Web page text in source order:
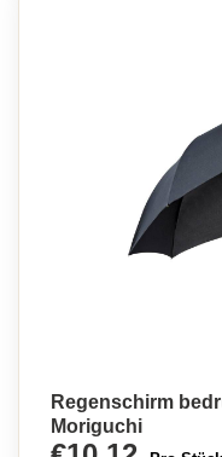
Regenschirm
Moriguchi